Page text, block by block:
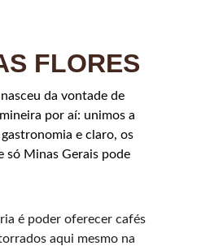
FLORES
nasceu da vontade de
por aí: unimos a
e claro, os
só Minas Gerais pode
é poder oferecer cafés
aqui mesmo na